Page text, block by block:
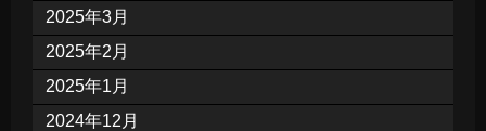
2025年3月
2025年2月
2025年1月
2024年12月